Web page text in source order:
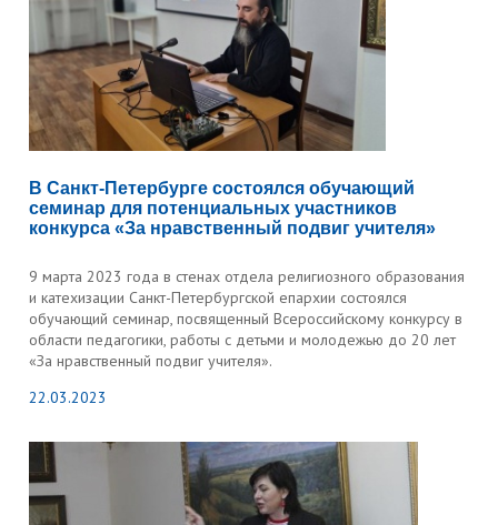
В Санкт-Петербурге состоялся обучающий
семинар для потенциальных участников
конкурса «За нравственный подвиг учителя»
9 марта 2023 года в стенах отдела религиозного образования
и катехизации Санкт-Петербургской епархии состоялся
обучающий семинар, посвященный Всероссийскому конкурсу в
области педагогики, работы с детьми и молодежью до 20 лет
«За нравственный подвиг учителя».
22.03.2023